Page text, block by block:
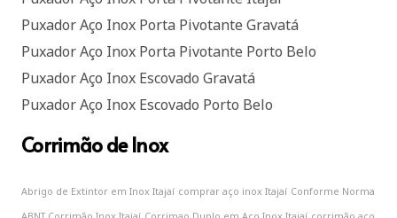
Puxador Aço Inox Porta Pivotante Gravatá
Puxador Aço Inox Porta Pivotante Porto Belo
Puxador Aço Inox Escovado Gravatá
Puxador Aço Inox Escovado Porto Belo
Corrimão de Inox
Abrigo de Extintor em Inox Itajaí comprar aço inox Itajaí Conforme Norma